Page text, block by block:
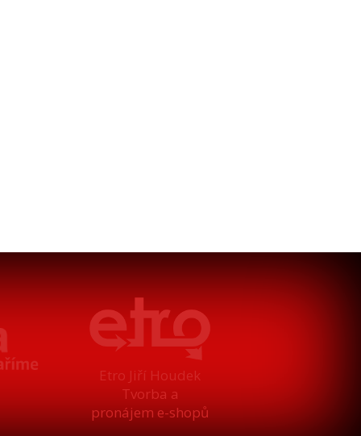
Etro Jiří Houdek
Tvorba a
pronájem e-shopů